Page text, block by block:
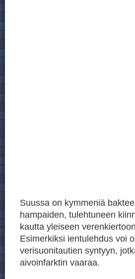
Suussa on kymmeniä
hampaiden, tulehtuneen
kautta yleiseen
Esimerkiksi ientulehdus voi
verisuonitautien syntyyn,
aivoinfarktin vaaraa.